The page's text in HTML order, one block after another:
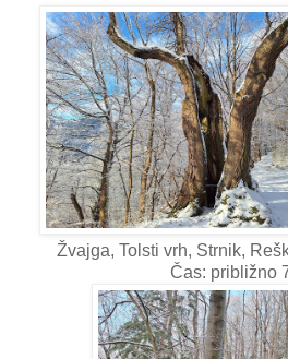
Žvajga, Tolsti vrh, Strnik,
Čas: približno